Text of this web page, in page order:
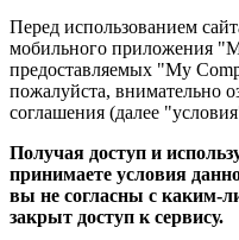
Перед использованием
мобильного приложения
предоставляемых "My
пожалуйста, внимательно
соглашения (далее
Получая доступ и
принимаете условия
вы не согласны с каким-
закрыт доступ к сервису.